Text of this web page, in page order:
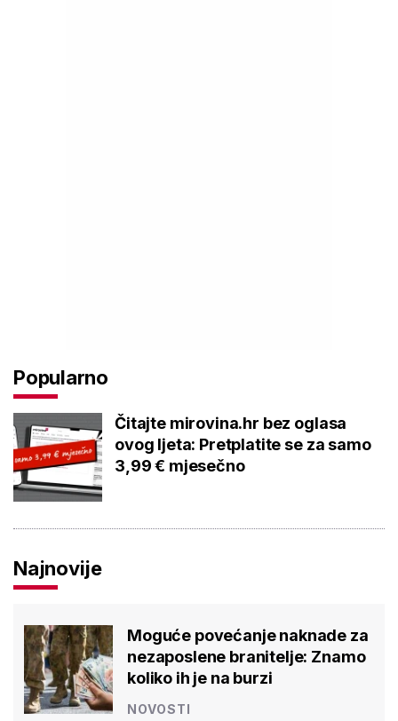
Popularno
Čitajte mirovina.hr bez oglasa
ovog ljeta: Pretplatite se za samo
3,99 € mjesečno
Najnovije
Moguće povećanje naknade za
nezaposlene branitelje: Znamo
koliko ih je na burzi
NOVOSTI